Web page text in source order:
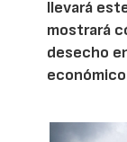
llevará
mostrará
desecho